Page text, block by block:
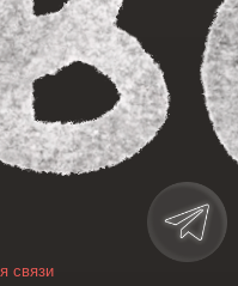
Блокноты
Открытки
Наклейки